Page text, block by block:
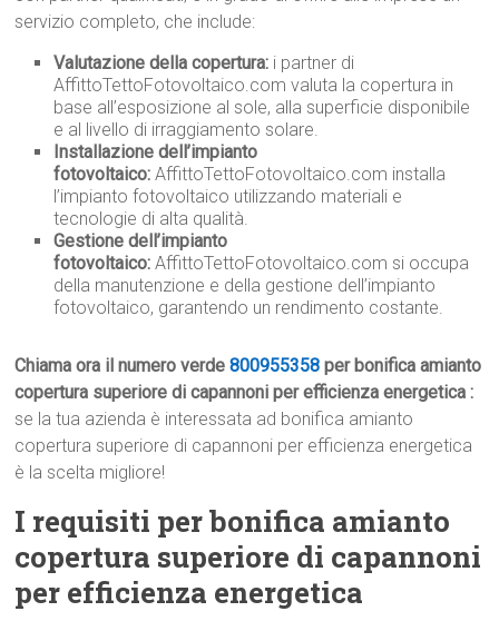
servizio completo, che include:
Valutazione della copertura: i partner di
AffittoTettoFotovoltaico.com valuta la copertura in
base all’esposizione al sole, alla superficie disponibile
e al livello di irraggiamento solare.
Installazione dell’impianto
fotovoltaico: AffittoTettoFotovoltaico.com installa
l’impianto fotovoltaico utilizzando materiali e
tecnologie di alta qualità.
Gestione dell’impianto
fotovoltaico: AffittoTettoFotovoltaico.com si occupa
della manutenzione e della gestione dell’impianto
fotovoltaico, garantendo un rendimento costante.
Chiama ora il numero verde800955358 per bonifica amianto
copertura superiore di capannoni per efficienza energetica :
se la tua azienda è interessata ad bonifica amianto
copertura superiore di capannoni per efficienza energetica
è la scelta migliore!
I requisiti per bonifica amianto
copertura superiore di capannoni
per efficienza energetica